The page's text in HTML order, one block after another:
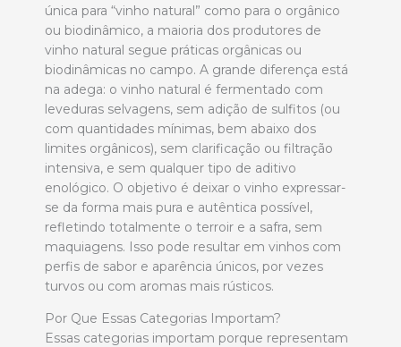
única para “vinho natural” como para o orgânico
ou biodinâmico, a maioria dos produtores de
vinho natural segue práticas orgânicas ou
biodinâmicas no campo. A grande diferença está
na adega: o vinho natural é fermentado com
leveduras selvagens, sem adição de sulfitos (ou
com quantidades mínimas, bem abaixo dos
limites orgânicos), sem clarificação ou filtração
intensiva, e sem qualquer tipo de aditivo
enológico. O objetivo é deixar o vinho expressar-
se da forma mais pura e autêntica possível,
refletindo totalmente o terroir e a safra, sem
maquiagens. Isso pode resultar em vinhos com
perfis de sabor e aparência únicos, por vezes
turvos ou com aromas mais rústicos.
Por Que Essas Categorias Importam?
Essas categorias importam porque representam